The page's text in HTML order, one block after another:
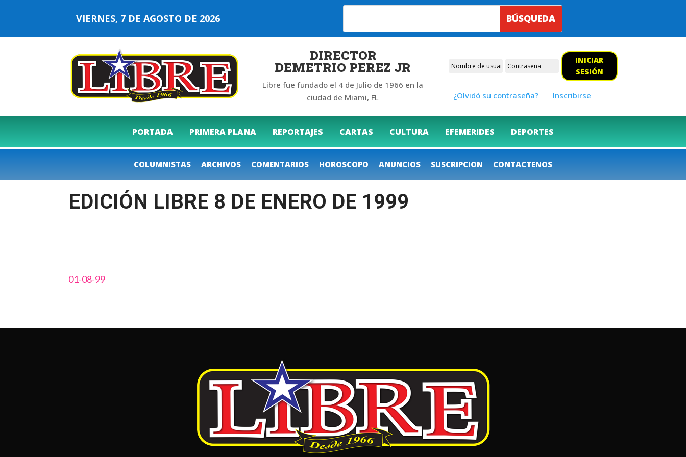
VIERNES, 7 DE AGOSTO DE 2026
DIRECTOR
DEMETRIO PEREZ JR
Libre fue fundado el 4 de Julio de 1966 en la
ciudad de Miami, FL
INICIAR
SESIÓN
¿Olvidó su contraseña? Inscribirse
PORTADA PRIMERA PLANA REPORTAJES CARTAS CULTURA EFEMERIDES DEPORTES
COLUMNISTAS ARCHIVOS COMENTARIOS HOROSCOPO ANUNCIOS SUSCRIPCION CONTACTENOS
EDICIÓN LIBRE 8 DE ENERO DE 1999
01-08-99